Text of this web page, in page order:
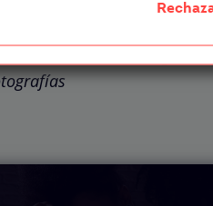
no es sencillo, pero
saber sobre como ganar